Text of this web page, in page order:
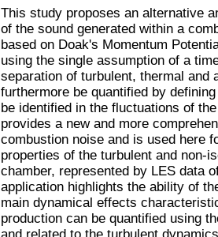
This study proposes an alternative
of the sound generated within a
based on Doak's Momentum
using the single assumption of a
separation of turbulent, thermal
furthermore be quantified by
be identified in the fluctuations of
provides a new and more
combustion noise and is used here
properties of the turbulent and non-
chamber, represented by LES data
application highlights the ability of
main dynamical effects
production can be quantified using